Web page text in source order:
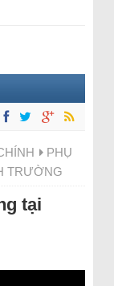
PHỤ
TRƯỜNG
tại